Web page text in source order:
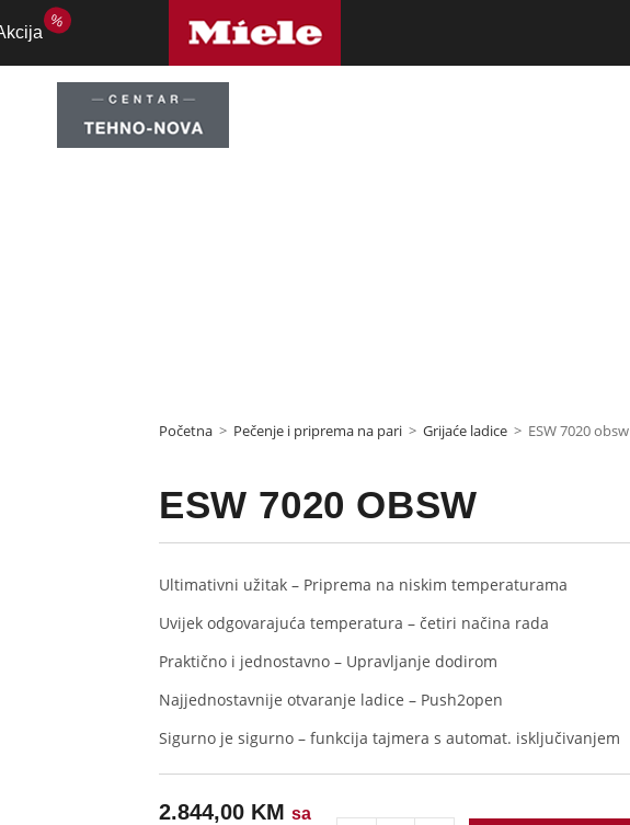
%
Početna > Pečenje i priprema na pari > Grijaće ladice > ESW 7020 obsw
ESW 7020 OBSW
Ultimativni užitak – Priprema na niskim temperaturama
Uvijek odgovarajuća temperatura – četiri načina rada
Praktično i jednostavno – Upravljanje dodirom
Najjednostavnije otvaranje ladice – Push2open
Sigurno je sigurno – funkcija tajmera s automat. isključivanjem
2.844,00 KM sa